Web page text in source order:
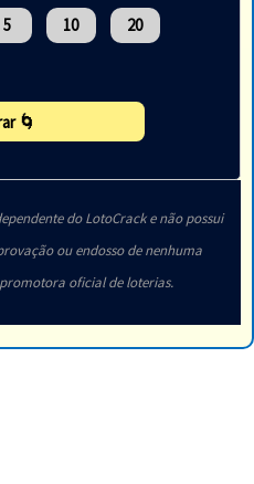
5 10 20
🌀
do LotoCrack e não possui
ou endosso de nenhuma
oficial de loterias.